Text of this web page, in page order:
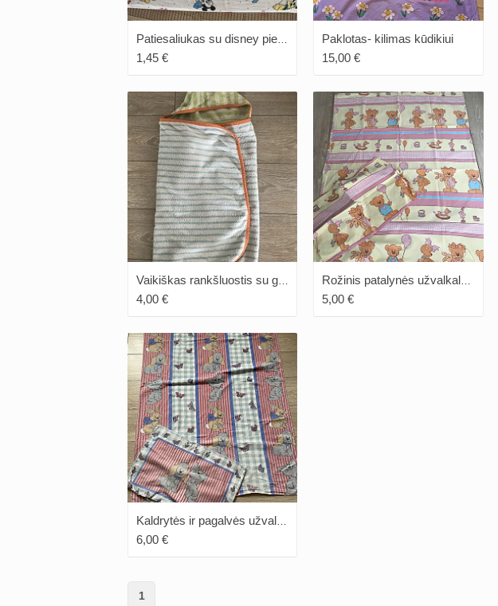
Patiesaliukas su disney piešinukais
1,45 €
Paklotas- kilimas kūdikiui
15,00 €
4,00 € 5,00 €
6,00 €
1